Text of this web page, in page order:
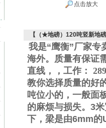
点击放大
【（★地磅）120吨竖新地
我是“鹰衡”厂家专
海外。质量有保证
直线 ， ，工作 ：
教你选择质量的好
吨位小的，一般面
的麻烦与损失。 3
下，梁是由6mm的